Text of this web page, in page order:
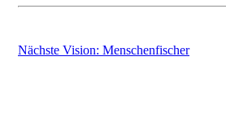
Nächste Vision: Menschenfischer